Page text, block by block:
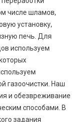
числе шламов,
установку,
печь. Для
используем
газоочистки. Наш
и обезвреживание
способами. В
задания